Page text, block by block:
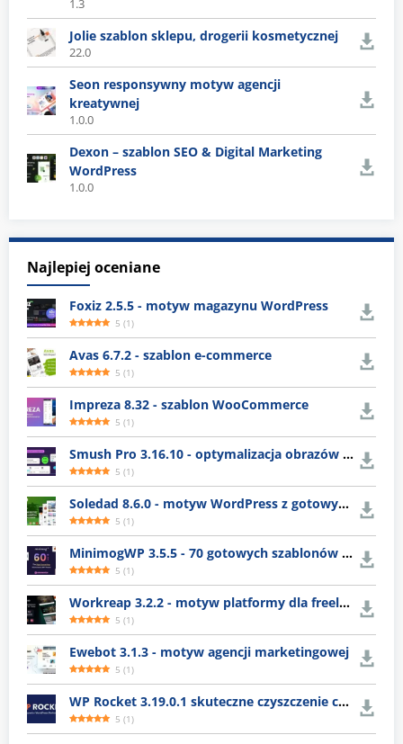
1.3
Jolie szablon sklepu, drogerii kosmetycznej
22.0
Seon responsywny motyw agencji
kreatywnej
1.0.0
Dexon – szablon SEO & Digital Marketing
WordPress
1.0.0
Najlepiej oceniane
Foxiz 2.5.5 - motyw magazynu WordPress
5 (1)
Avas 6.7.2 - szablon e-commerce
5 (1)
Impreza 8.32 - szablon WooCommerce
5 (1)
Smush Pro 3.16.10 - optymalizacja obrazów WordPress
5 (1)
Soledad 8.6.0 - motyw WordPress z gotowymi układami
5 (1)
MinimogWP 3.5.5 - 70 gotowych szablonów e-commerce
5 (1)
Workreap 3.2.2 - motyw platformy dla freelancerów
5 (1)
Ewebot 3.1.3 - motyw agencji marketingowej
5 (1)
WP Rocket 3.19.0.1 skuteczne czyszczenie cache WordPress
5 (1)